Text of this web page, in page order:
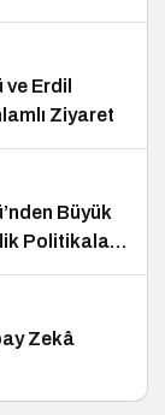
Erdil
Ziyaret
Büyük
Politikaları
Zekâ